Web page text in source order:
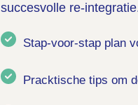
succesvolle re-
Stap-voor-stap plan
Pracktische tips om